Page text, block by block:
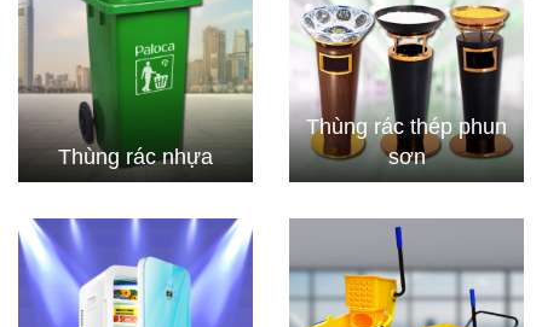
Thùng rác nhựa
Thùng rác thép phun
sơn